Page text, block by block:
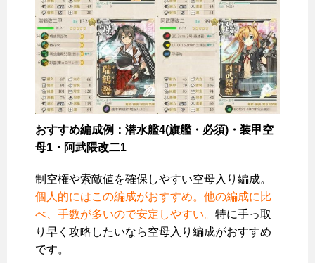
おすすめ編成例：潜水艦4(旗艦・必須)・装甲空
母1・阿武隈改二1
制空権や索敵値を確保しやすい空母入り編成。
個人的にはこの編成がおすすめ。他の編成に比
べ、手数が多いので安定しやすい。 特に手っ取
り早く攻略したいなら空母入り編成がおすすめ
です。